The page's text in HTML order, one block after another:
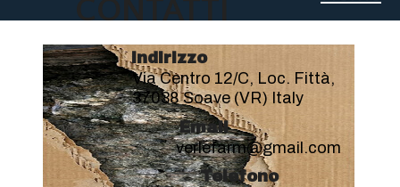
CONTATTI
Telefono
Email
verlefarm@gmail.com
Indirizzo
Via Centro 12/C, Loc. Fittà,
37038 Soave (VR) Italy